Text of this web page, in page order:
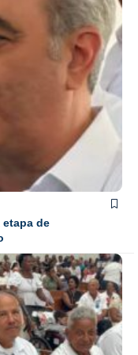
etapa de